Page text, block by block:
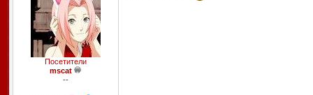
Посетители
mscat
--